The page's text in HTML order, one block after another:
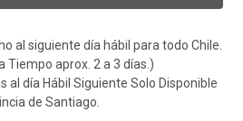
al siguiente día hábil para todo Chile.
Tiempo aprox. 2 a 3 días.)
al día Hábil Siguiente Solo Disponible
de Santiago.